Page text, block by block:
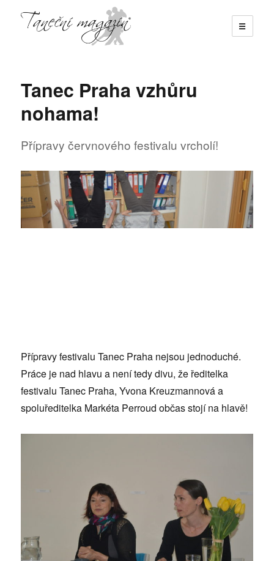
☰
Tanec Praha vzhůru
nohama!
Přípravy červnového festivalu vrcholí!
Přípravy festivalu Tanec Praha nejsou jednoduché.
Práce je nad hlavu a není tedy divu, že ředitelka
festivalu Tanec Praha, Yvona Kreuzmannová a
spoluředitelka Markéta Perroud občas stojí na hlavě!